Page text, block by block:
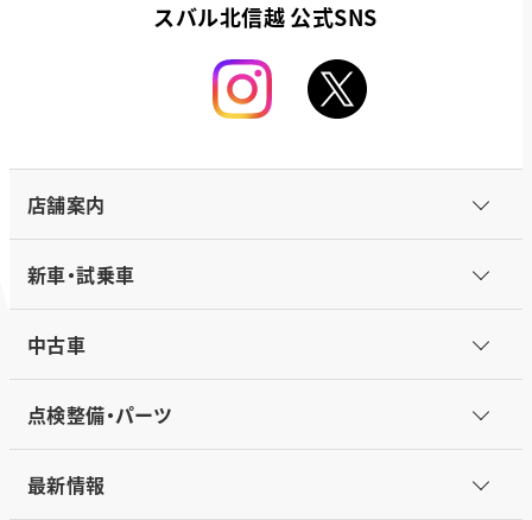
スバル北信越 公式SNS
店舗案内
新車・試乗車
中古車
点検整備・パーツ
最新情報